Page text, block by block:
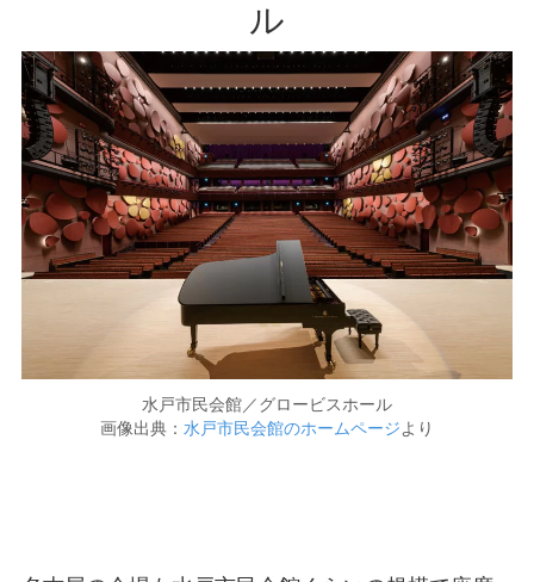
ル
水戸市民会館／グロービスホール
画像出典： 水戸市民会館のホームページより